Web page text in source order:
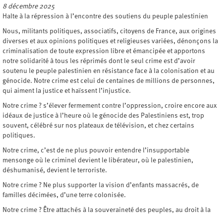
8 décembre 2025
Halte à la répression à l’encontre des soutiens du peuple palestinien
Nous, militants politiques, associatifs, citoyens de France, aux origines
diverses et aux opinions politiques et religieuses variées, dénonçons la
criminalisation de toute expression libre et émancipée et apportons
notre solidarité à tous les réprimés dont le seul crime est d’avoir
soutenu le peuple palestinien en résistance face à la colonisation et au
génocide. Notre crime est celui de centaines de millions de personnes,
qui aiment la justice et haïssent l’injustice.
Notre crime ? s’élever fermement contre l’oppression, croire encore aux
idéaux de justice à l’heure où le génocide des Palestiniens est, trop
souvent, célébré sur nos plateaux de télévision, et chez certains
politiques.
Notre crime, c’est de ne plus pouvoir entendre l’insupportable
mensonge où le criminel devient le libérateur, où le palestinien,
déshumanisé, devient le terroriste.
Notre crime ? Ne plus supporter la vision d’enfants massacrés, de
familles décimées, d’une terre colonisée.
Notre crime ? Être attachés à la souveraineté des peuples, au droit à la